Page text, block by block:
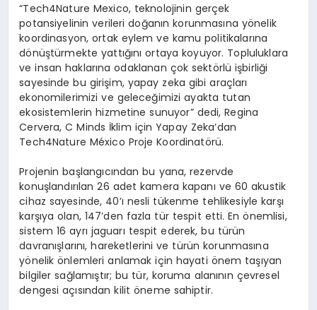
“Tech4Nature Mexico, teknolojinin gerçek
potansiyelinin verileri doğanın korunmasına yönelik
koordinasyon, ortak eylem ve kamu politikalarına
dönüştürmekte yattığını ortaya koyuyor. Topluluklara
ve insan haklarına odaklanan çok sektörlü işbirliği
sayesinde bu girişim, yapay zeka gibi araçları
ekonomilerimizi ve geleceğimizi ayakta tutan
ekosistemlerin hizmetine sunuyor” dedi, Regina
Cervera, C Minds İklim için Yapay Zeka’dan
Tech4Nature México Proje Koordinatörü.
Projenin başlangıcından bu yana, rezervde
konuşlandırılan 26 adet kamera kapanı ve 60 akustik
cihaz sayesinde, 40’ı nesli tükenme tehlikesiyle karşı
karşıya olan, 147’den fazla tür tespit etti. En önemlisi,
sistem 16 ayrı jaguarı tespit ederek, bu türün
davranışlarını, hareketlerini ve türün korunmasına
yönelik önlemleri anlamak için hayati önem taşıyan
bilgiler sağlamıştır; bu tür, koruma alanının çevresel
dengesi açısından kilit öneme sahiptir.